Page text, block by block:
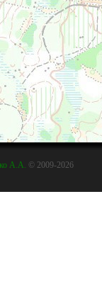
А.А. © 2009-2026